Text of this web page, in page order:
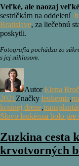
Veľké, ale naozaj
sestričkám na oddelení
Bratislave, za liečebnú
poskytli.
Fotografia pochádza zo
s jej súhlasom.
AutorElena
2021 Značky leukemia,
kostnej drene,
Slovo leukémia bolo pre
Zuzkina cesta
krvotvorných